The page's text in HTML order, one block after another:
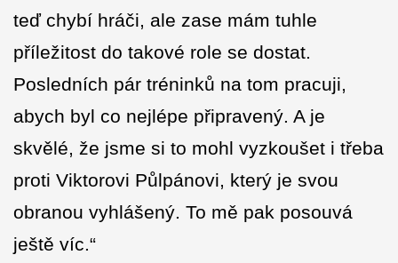
teď chybí hráči, ale zase mám tuhle
příležitost do takové role se dostat.
Posledních pár tréninků na tom pracuji,
abych byl co nejlépe připravený. A je
skvělé, že jsme si to mohl vyzkoušet i třeba
proti Viktorovi Půlpánovi, který je svou
obranou vyhlášený. To mě pak posouvá
ještě víc.“